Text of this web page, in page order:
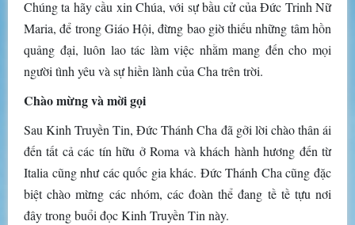
Chúng ta hãy cầu xin Chúa, với sự bầu cử của Đức Trinh Nữ
Maria, để trong Giáo Hội, đừng bao giờ thiếu những tâm hồn
quảng đại, luôn lao tác làm việc nhằm mang đến cho mọi
người tình yêu và sự hiền lành của Cha trên trời.
Chào mừng và mời gọi
Sau Kinh Truyền Tin, Đức Thánh Cha đã gởi lời chào thân ái
đến tất cả các tín hữu ở Roma và khách hành hương đến từ
Italia cũng như các quốc gia khác. Đức Thánh Cha cũng đặc
biệt chào mừng các nhóm, các đoàn thể đang tề tề tựu nơi
đây trong buổi đọc Kinh Truyền Tin này.